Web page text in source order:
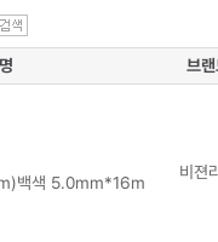
브
백색 5.0mm*16m
비젼